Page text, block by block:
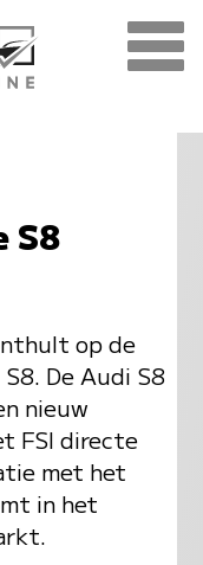
S8
op de
De Audi S8
nieuw
FSI directe
met het
in het